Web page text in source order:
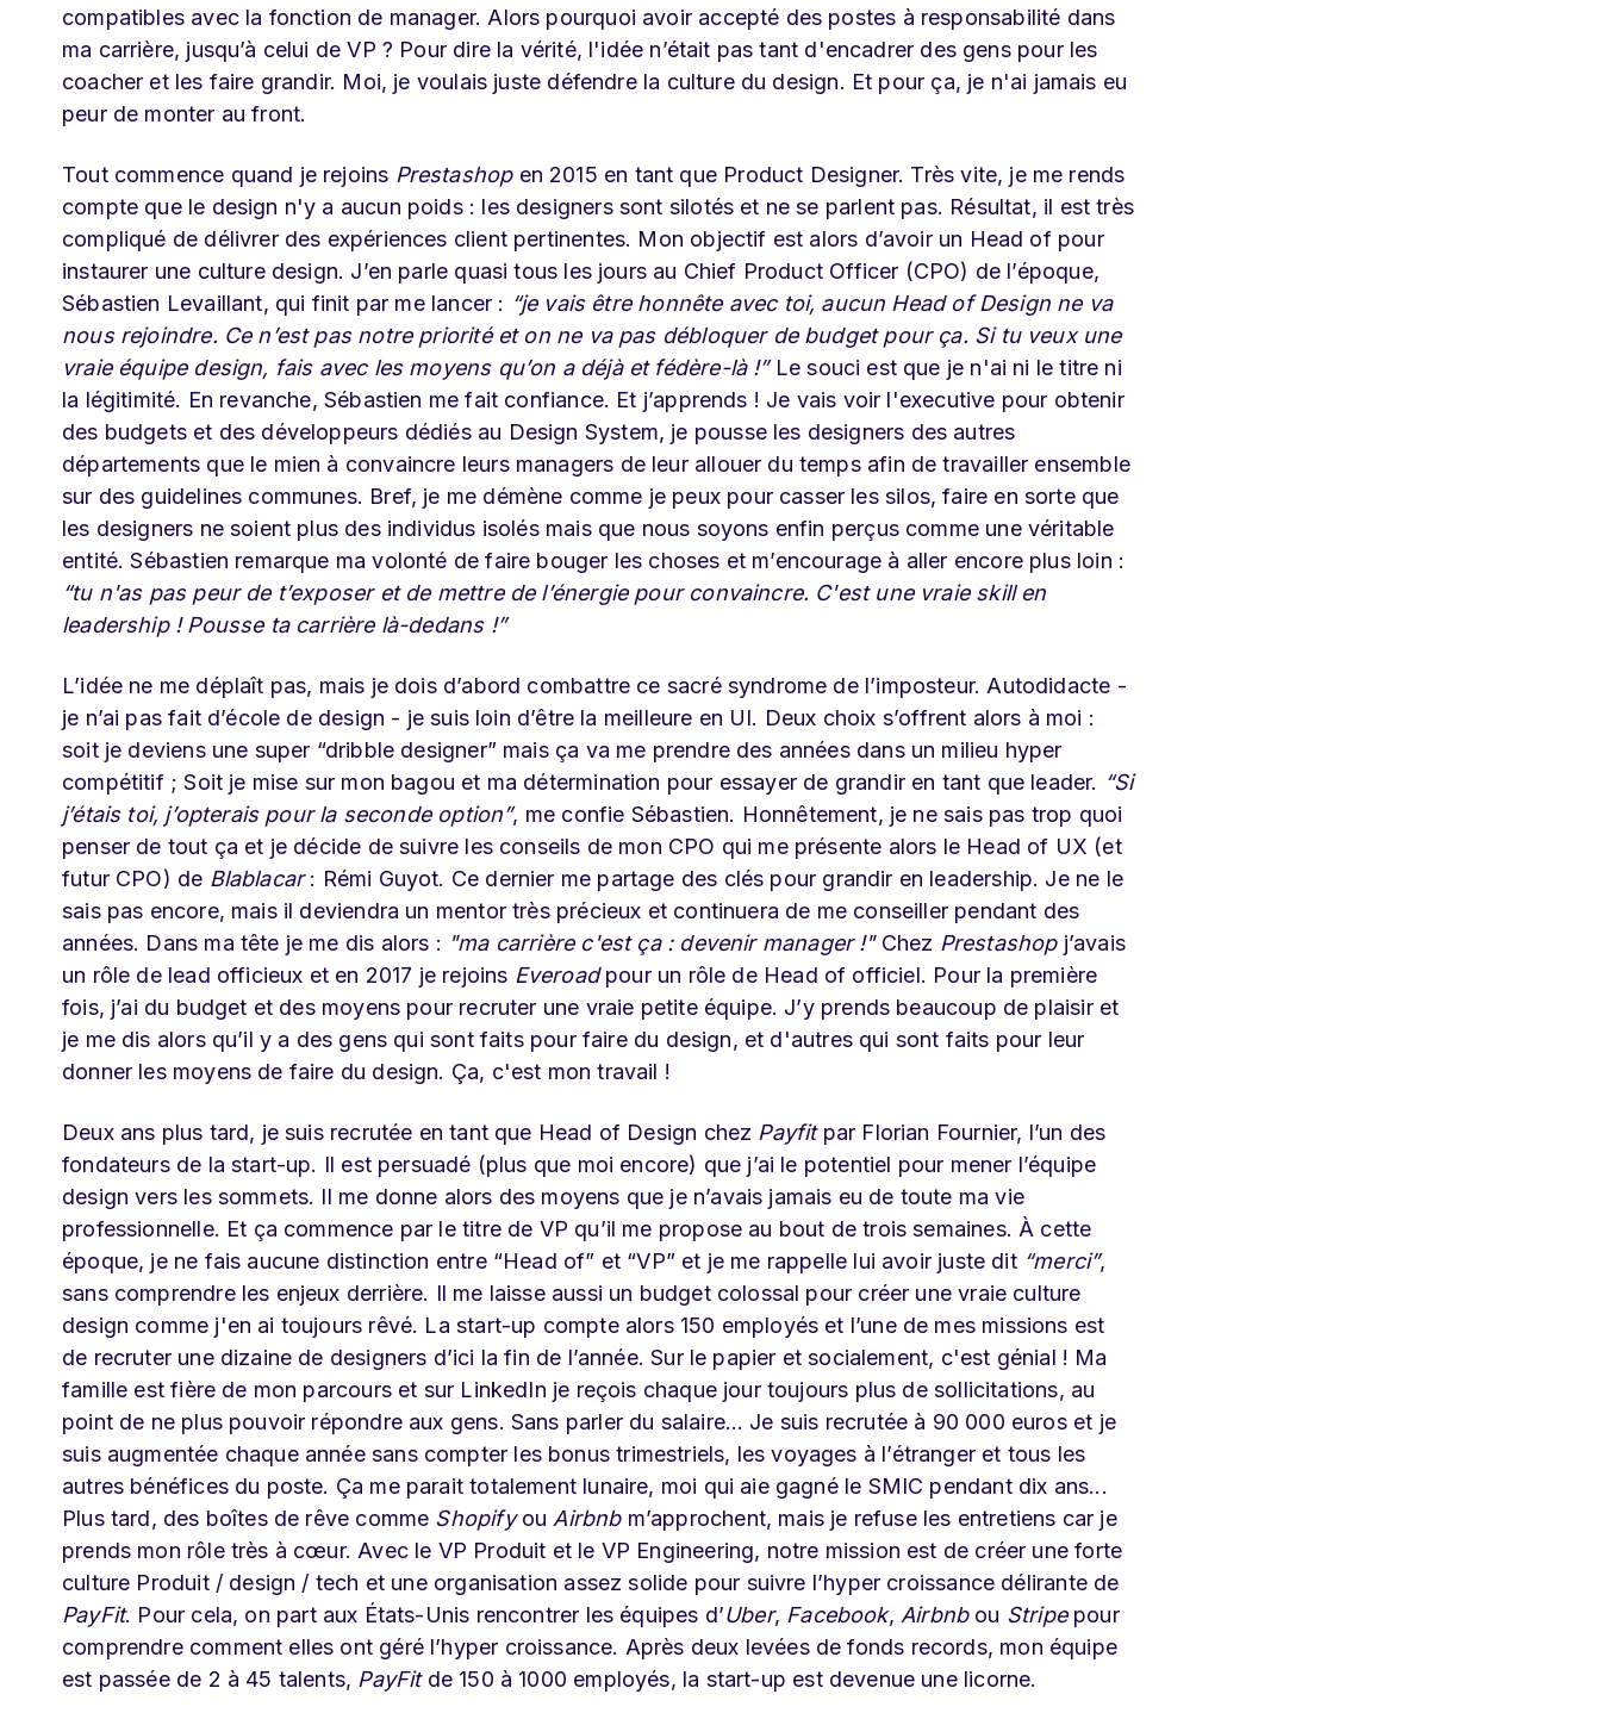
compatibles avec la fonction de manager. Alors pourquoi avoir accepté des postes à responsabilité dans
ma carrière, jusqu’à celui de VP ? Pour dire la vérité, l'idée n’était pas tant d'encadrer des gens pour les
coacher et les faire grandir. Moi, je voulais juste défendre la culture du design. Et pour ça, je n'ai jamais eu
peur de monter au front.
Tout commence quand je rejoins Prestashopen 2015 en tant que Product Designer. Très vite, je me rends
compte que le design n'y a aucun poids : les designers sont silotés et ne se parlent pas. Résultat, il est très
compliqué de délivrer des expériences client pertinentes. Mon objectif est alors d’avoir un Head of pour
instaurer une culture design. J’en parle quasi tous les jours au Chief Product Officer (CPO) de l’époque,
Sébastien Levaillant, qui finit par me lancer : “je vais être honnête avec toi, aucun Head of Design ne va
nous rejoindre. Ce n’est pas notre priorité et on ne va pas débloquer de budget pour ça. Si tu veux une
vraie équipe design, fais avec les moyens qu’on a déjà et fédère-là !”Le souci est que je n'ai ni le titre ni
la légitimité. En revanche, Sébastien me fait confiance. Et j’apprends ! Je vais voir l'executive pour obtenir
des budgets et des développeurs dédiés au Design System, je pousse les designers des autres
départements que le mien à convaincre leurs managers de leur allouer du temps afin de travailler ensemble
sur des guidelines communes. Bref, je me démène comme je peux pour casser les silos, faire en sorte que
les designers ne soient plus des individus isolés mais que nous soyons enfin perçus comme une véritable
entité. Sébastien remarque ma volonté de faire bouger les choses et m’encourage à aller encore plus loin :
“tu n'as pas peur de t’exposer et de mettre de l’énergie pour convaincre. C'est une vraie skill en
leadership ! Pousse ta carrière là-dedans !”
L’idée ne me déplaît pas, mais je dois d’abord combattre ce sacré syndrome de l’imposteur. Autodidacte -
je n’ai pas fait d’école de design - je suis loin d’être la meilleure en UI. Deux choix s’offrent alors à moi :
soit je deviens une super “dribble designer” mais ça va me prendre des années dans un milieu hyper
compétitif ; Soit je mise sur mon bagou et ma détermination pour essayer de grandir en tant que leader. “Si
j’étais toi, j’opterais pour la seconde option”, me confie Sébastien. Honnêtement, je ne sais pas trop quoi
penser de tout ça et je décide de suivre les conseils de mon CPO qui me présente alors le Head of UX (et
futur CPO) de Blablacar: Rémi Guyot. Ce dernier me partage des clés pour grandir en leadership. Je ne le
sais pas encore, mais il deviendra un mentor très précieux et continuera de me conseiller pendant des
années. Dans ma tête je me dis alors : "ma carrière c'est ça : devenir manager !"Chez Prestashopj’avais
un rôle de lead officieux et en 2017 je rejoins Everoadpour un rôle de Head of officiel. Pour la première
fois, j’ai du budget et des moyens pour recruter une vraie petite équipe. J’y prends beaucoup de plaisir et
je me dis alors qu’il y a des gens qui sont faits pour faire du design, et d'autres qui sont faits pour leur
donner les moyens de faire du design. Ça, c'est mon travail !
Deux ans plus tard, je suis recrutée en tant que Head of Design chez Payfitpar Florian Fournier, l’un des
fondateurs de la start-up. Il est persuadé (plus que moi encore) que j’ai le potentiel pour mener l’équipe
design vers les sommets. Il me donne alors des moyens que je n’avais jamais eu de toute ma vie
professionnelle. Et ça commence par le titre de VP qu’il me propose au bout de trois semaines. À cette
époque, je ne fais aucune distinction entre “Head of” et “VP” et je me rappelle lui avoir juste dit “merci”,
sans comprendre les enjeux derrière. Il me laisse aussi un budget colossal pour créer une vraie culture
design comme j'en ai toujours rêvé. La start-up compte alors 150 employés et l’une de mes missions est
de recruter une dizaine de designers d’ici la fin de l’année. Sur le papier et socialement, c'est génial ! Ma
famille est fière de mon parcours et sur LinkedIn je reçois chaque jour toujours plus de sollicitations, au
point de ne plus pouvoir répondre aux gens. Sans parler du salaire… Je suis recrutée à 90 000 euros et je
suis augmentée chaque année sans compter les bonus trimestriels, les voyages à l’étranger et tous les
autres bénéfices du poste. Ça me parait totalement lunaire, moi qui aie gagné le SMIC pendant dix ans...
Plus tard, des boîtes de rêve comme ShopifyouAirbnbm’approchent, mais je refuse les entretiens car je
prends mon rôle très à cœur. Avec le VP Produit et le VP Engineering, notre mission est de créer une forte
culture Produit / design / tech et une organisation assez solide pour suivre l’hyper croissance délirante de
PayFit. Pour cela, on part aux États-Unis rencontrer les équipes d’Uber, Facebook,Airbnbou Stripepour
comprendre comment elles ont géré l’hyper croissance. Après deux levées de fonds records, mon équipe
est passée de 2 à 45 talents, PayFitde 150 à 1000 employés, la start-up est devenue une licorne.